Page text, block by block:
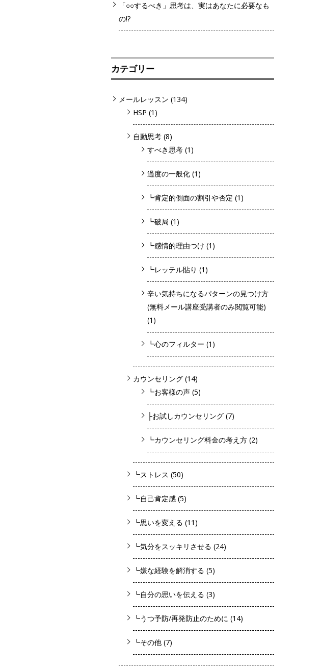
「○○するべき」思考は、実はあなたに必要なも
の!?
カテゴリー
メールレッスン (134)
HSP (1)
自動思考 (8)
すべき思考 (1)
過度の一般化 (1)
┗肯定的側面の割引や否定 (1)
┗破局 (1)
┗感情的理由つけ (1)
┗レッテル貼り (1)
辛い気持ちになるパターンの見つけ方
(無料メール講座受講者のみ閲覧可能)
(1)
┗心のフィルター (1)
カウンセリング (14)
┗お客様の声 (5)
├お試しカウンセリング (7)
┗カウンセリング料金の考え方 (2)
┗ストレス (50)
┗自己肯定感 (5)
┗思いを変える (11)
┗気分をスッキリさせる (24)
┗嫌な経験を解消する (5)
┗自分の思いを伝える (3)
┗うつ予防/再発防止のために (14)
┗その他 (7)